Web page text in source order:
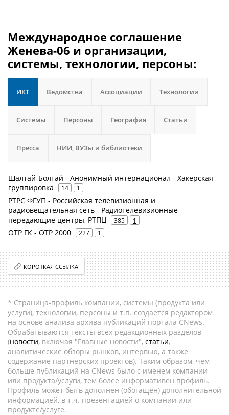
Международное соглашение
Женева-06 и организации,
системы, технологии, персоны:
ИКТ Ведомства Ассоциации Технологии
Системы Персоны География Статьи
Пресса НИИ, ВУЗы и библиотеки
Шалтай-Болтай - Анонимный интернационал - Хакерская
группировка
14 1
РТРС ФГУП - Российская телевизионная и
радиовещательная сеть - Радиотелевизионные
передающие центры, РТПЦ
385 1
ОТР ГК - ОТР 2000 227 1
КОРОТКАЯ ССЫЛКА
* Страница-профиль компании, системы (продукта или
услуги), технологии, персоны и т.п. создается редактором
на основе анализа архива публикаций портала CNews.
Обрабатываются тексты всех редакционных разделов
(новости, включая "Главные новости", статьи,
аналитические обзоры рынков, интервью, а также
содержание партнёрских проектов). Таким образом, чем
больше публикаций на CNews было с именем компании
или продукта/услуги, тем более информативен профиль.
Профиль может быть дополнен (обогащен) дополнительной
информацией, в т.ч. презентацией о компании или
продукте/услуге.